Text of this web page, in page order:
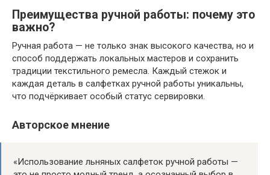
Преимущества ручной работы: почему это
важно?
Ручная работа — не только знак высокого качества, но и
способ поддержать локальных мастеров и сохранить
традиции текстильного ремесла. Каждый стежок и
каждая деталь в салфетках ручной работы уникальны,
что подчёркивает особый статус сервировки.
Авторское мнение
«Использование льняных салфеток ручной работы —